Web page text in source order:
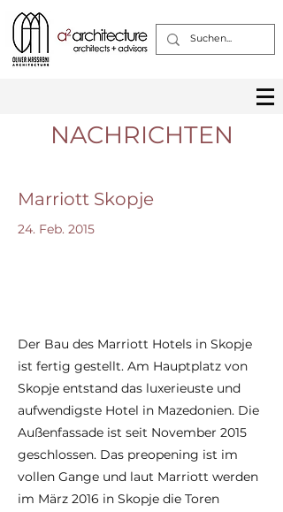
NACHRICHTEN
Marriott Skopje
24. Feb. 2015
Der Bau des Marriott Hotels in Skopje
ist fertig gestellt. Am Hauptplatz von
Skopje entstand das luxerieuste und
aufwendigste Hotel in Mazedonien. Die
Außenfassade ist seit November 2015
geschlossen. Das preopening ist im
vollen Gange und laut Marriott werden
im März 2016 in Skopje die Toren